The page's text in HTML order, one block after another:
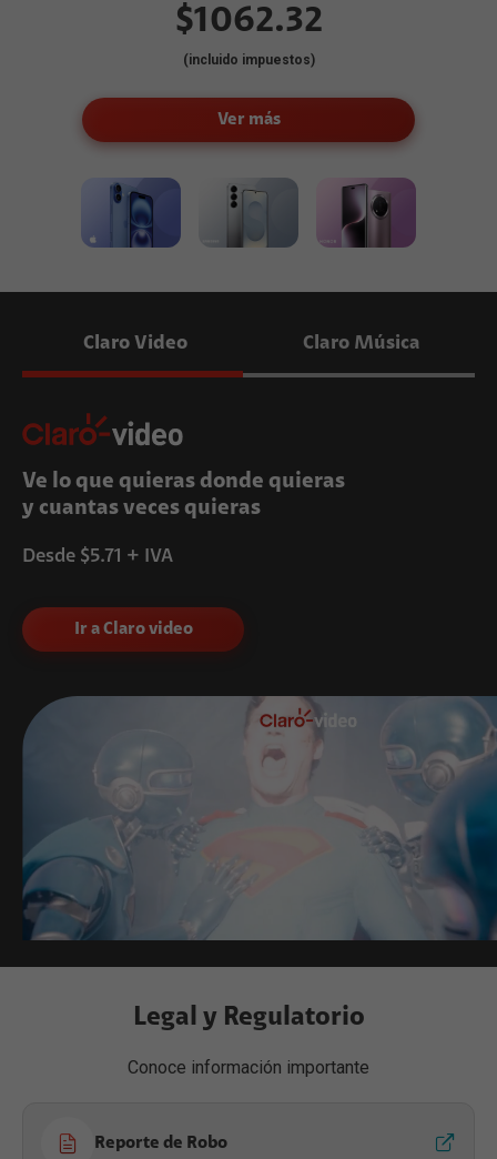
$1062.32
(incluido impuestos)
Ver más
$1368.18
(incluido impuestos)
Ver más
(incluido impuestos)
Ver más
Claro Video Claro Música
Ve lo que quieras donde quieras
y cuantas veces quieras
Desde $5.71 + IVA
Ir a Claro video
¡Millones de canciones para
escuchar y descargar en un sólo
Ir a Claro música
Legal y Regulatorio
Conoce información importante
Reporte de Robo